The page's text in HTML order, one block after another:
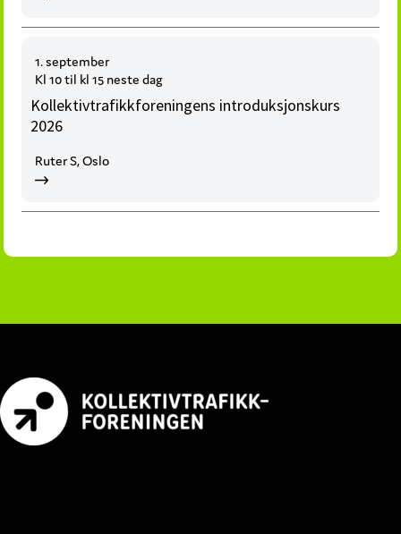
1. september
Kl 10 til kl 15 neste dag
Kollektivtrafikkforeningens introduksjonskurs
2026
Ruter S, Oslo